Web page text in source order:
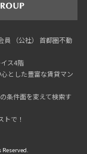
員 （公社） 首都圏不動
ス4階
とした豊富な賃貸マン
条件面を変えて検索す
で！
Reserved.